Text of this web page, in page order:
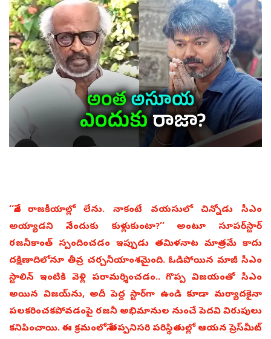
‘‘నేనేం రాజకీయాల్లో లేను. నాకంటే వయసులో చిన్నోడు సీఎం
అయ్యాడని నేనెందుకు కుళ్లుకుంటా?’’ అంటూ సూపర్‌స్టార్‌
రజనీకాంత్‌ స్పందించడం ఇప్పుడు తమిళనాట మాత్రమే కాదు
దక్షిణాదిలోనూ తీవ్ర చర్చనీయాంశమైంది. ఓడిపోయిన మాజీ సీఎం
‍స్టాలిన్‌ ఇంటికి వెళ్లి పరామర్శించడం.. గొప్ప విజయంతో సీఎం
అయిన విజయ్‌ను, అదీ పెద్ద స్టార్‌గా ఉండి కూడా మర్యాదకైనా
పలకరించకపోవడంపై రజనీ అభిమానుల నుంచే పెదవి విరుపులు
కనిపించాయి. ఈ క్రమంలోనే తప్పనిసరి పరిస్థితుల్లో ఆయన ప్రెస్‌మీట్‌